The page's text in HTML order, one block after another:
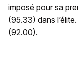
imposé pour sa
(95.33) dans
(92.00).